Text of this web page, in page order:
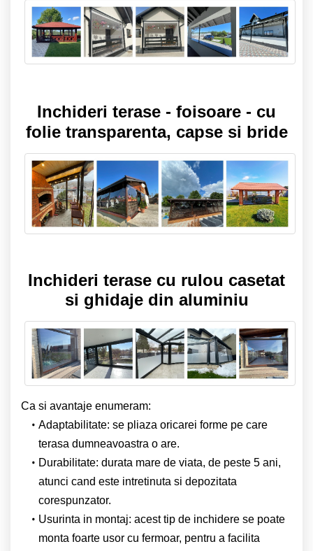
Inchideri terase - foisoare - cu
folie transparenta, capse si bride
Inchideri terase cu rulou casetat
si ghidaje din aluminiu
Ca si avantaje enumeram:
Adaptabilitate: se pliaza oricarei forme pe care
terasa dumneavoastra o are.
Durabilitate: durata mare de viata, de peste 5 ani,
atunci cand este intretinuta si depozitata
corespunzator.
Usurinta in montaj: acest tip de inchidere se poate
monta foarte usor cu fermoar, pentru a facilita